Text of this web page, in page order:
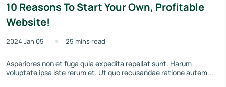
10 Reasons To Start Your Own, Profitable
Website!
2024 Jan 05 25 mins read
Asperiores non et fuga quia expedita repellat sunt. Harum
voluptate ipsa iste rerum et. Ut quo recusandae ratione autem...